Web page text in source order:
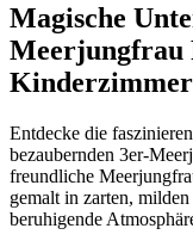
Magische
Meerjungfrau
Kinderzimmer
Entdecke die
bezaubernden 3er-
freundliche
gemalt in zarten,
beruhigende